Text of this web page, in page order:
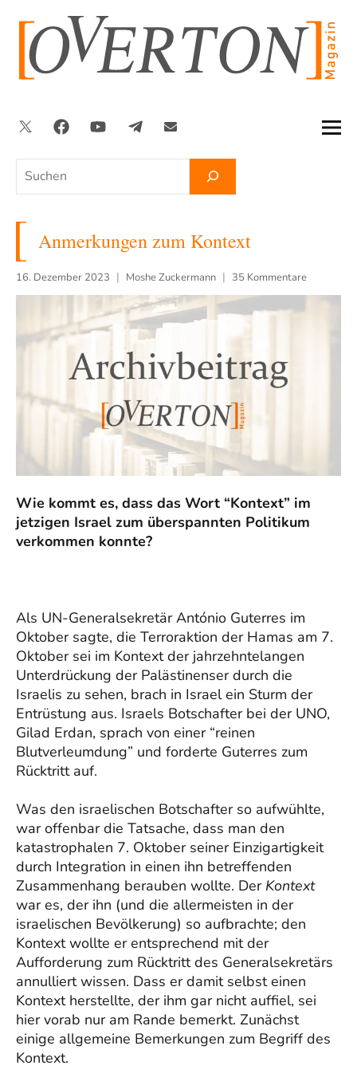
springen
Suchen
TwitterFacebookYouTubeTelegramNewsletter
Anmerkungen zum Kontext
16. Dezember 2023 Moshe Zuckermann 35 Kommentare
Wie kommt es, dass das Wort “Kontext” im
jetzigen Israel zum überspannten Politikum
verkommen konnte?
Als UN-Generalsekretär António Guterres im
Oktober sagte, die Terroraktion der Hamas am 7.
Oktober sei im Kontext der jahrzehntelangen
Unterdrückung der Palästinenser durch die
Israelis zu sehen, brach in Israel ein Sturm der
Entrüstung aus. Israels Botschafter bei der UNO,
Gilad Erdan, sprach von einer “reinen
Blutverleumdung” und forderte Guterres zum
Rücktritt auf.
Was den israelischen Botschafter so aufwühlte,
war offenbar die Tatsache, dass man den
katastrophalen 7. Oktober seiner Einzigartigkeit
durch Integration in einen ihn betreffenden
Zusammenhang berauben wollte. Der Kontext
war es, der ihn (und die allermeisten in der
israelischen Bevölkerung) so aufbrachte; den
Kontext wollte er entsprechend mit der
Aufforderung zum Rücktritt des Generalsekretärs
annulliert wissen. Dass er damit selbst einen
Kontext herstellte, der ihm gar nicht auffiel, sei
hier vorab nur am Rande bemerkt. Zunächst
einige allgemeine Bemerkungen zum Begriff des
Kontext.